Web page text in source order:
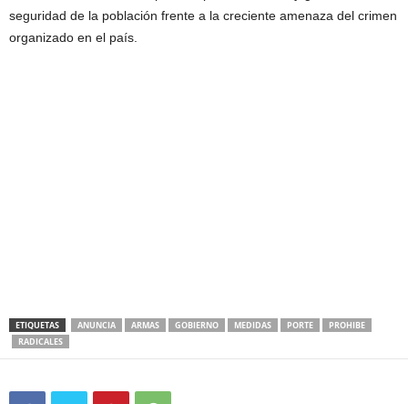
seguridad de la población frente a la creciente amenaza del crimen
organizado en el país.
ETIQUETAS ANUNCIA ARMAS GOBIERNO MEDIDAS PORTE
PROHIBE
RADICALES